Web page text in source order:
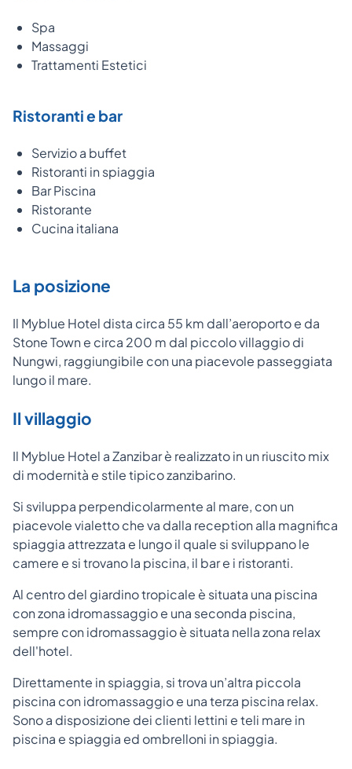
Spa
Massaggi
Trattamenti Estetici
Ristoranti e bar
Servizio a buffet
Ristoranti in spiaggia
Bar Piscina
Ristorante
Cucina italiana
La posizione
Il Myblue Hotel dista circa 55 km dall’aeroporto e da
Stone Town e circa 200 m dal piccolo villaggio di
Nungwi, raggiungibile con una piacevole passeggiata
lungo il mare.
Il villaggio
Il Myblue Hotel a Zanzibar è realizzato in un riuscito mix
di modernità e stile tipico zanzibarino.
Si sviluppa perpendicolarmente al mare, con un
piacevole vialetto che va dalla reception alla magnifica
spiaggia attrezzata e lungo il quale si sviluppano le
camere e si trovano la piscina, il bar e i ristoranti.
Al centro del giardino tropicale è situata una piscina
con zona idromassaggio e una seconda piscina,
sempre con idromassaggio è situata nella zona relax
dell'hotel.
Direttamente in spiaggia, si trova un’altra piccola
piscina con idromassaggio e una terza piscina relax.
Sono a disposizione dei clienti lettini e teli mare in
piscina e spiaggia ed ombrelloni in spiaggia.